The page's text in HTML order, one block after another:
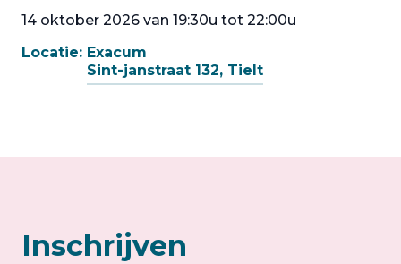
14 oktober 2026 van 19:30u tot 22:00u
Locatie: Exacum
Sint-janstraat 132, Tielt
Inschrijven